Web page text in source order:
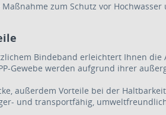
zum Schutz vor
Bindeband erleichtert Ihnen
Gewebe werden aufgrund ihrer
außerdem Vorteile bei der
und transportfähig,